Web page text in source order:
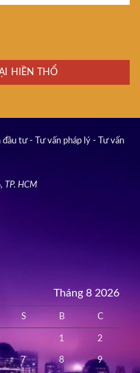
HIỀN THỔ
tư - Tư vấn pháp lý - Tư vấn
TP. HCM
Tháng 8 2026
S B C
1 2
7 8 9